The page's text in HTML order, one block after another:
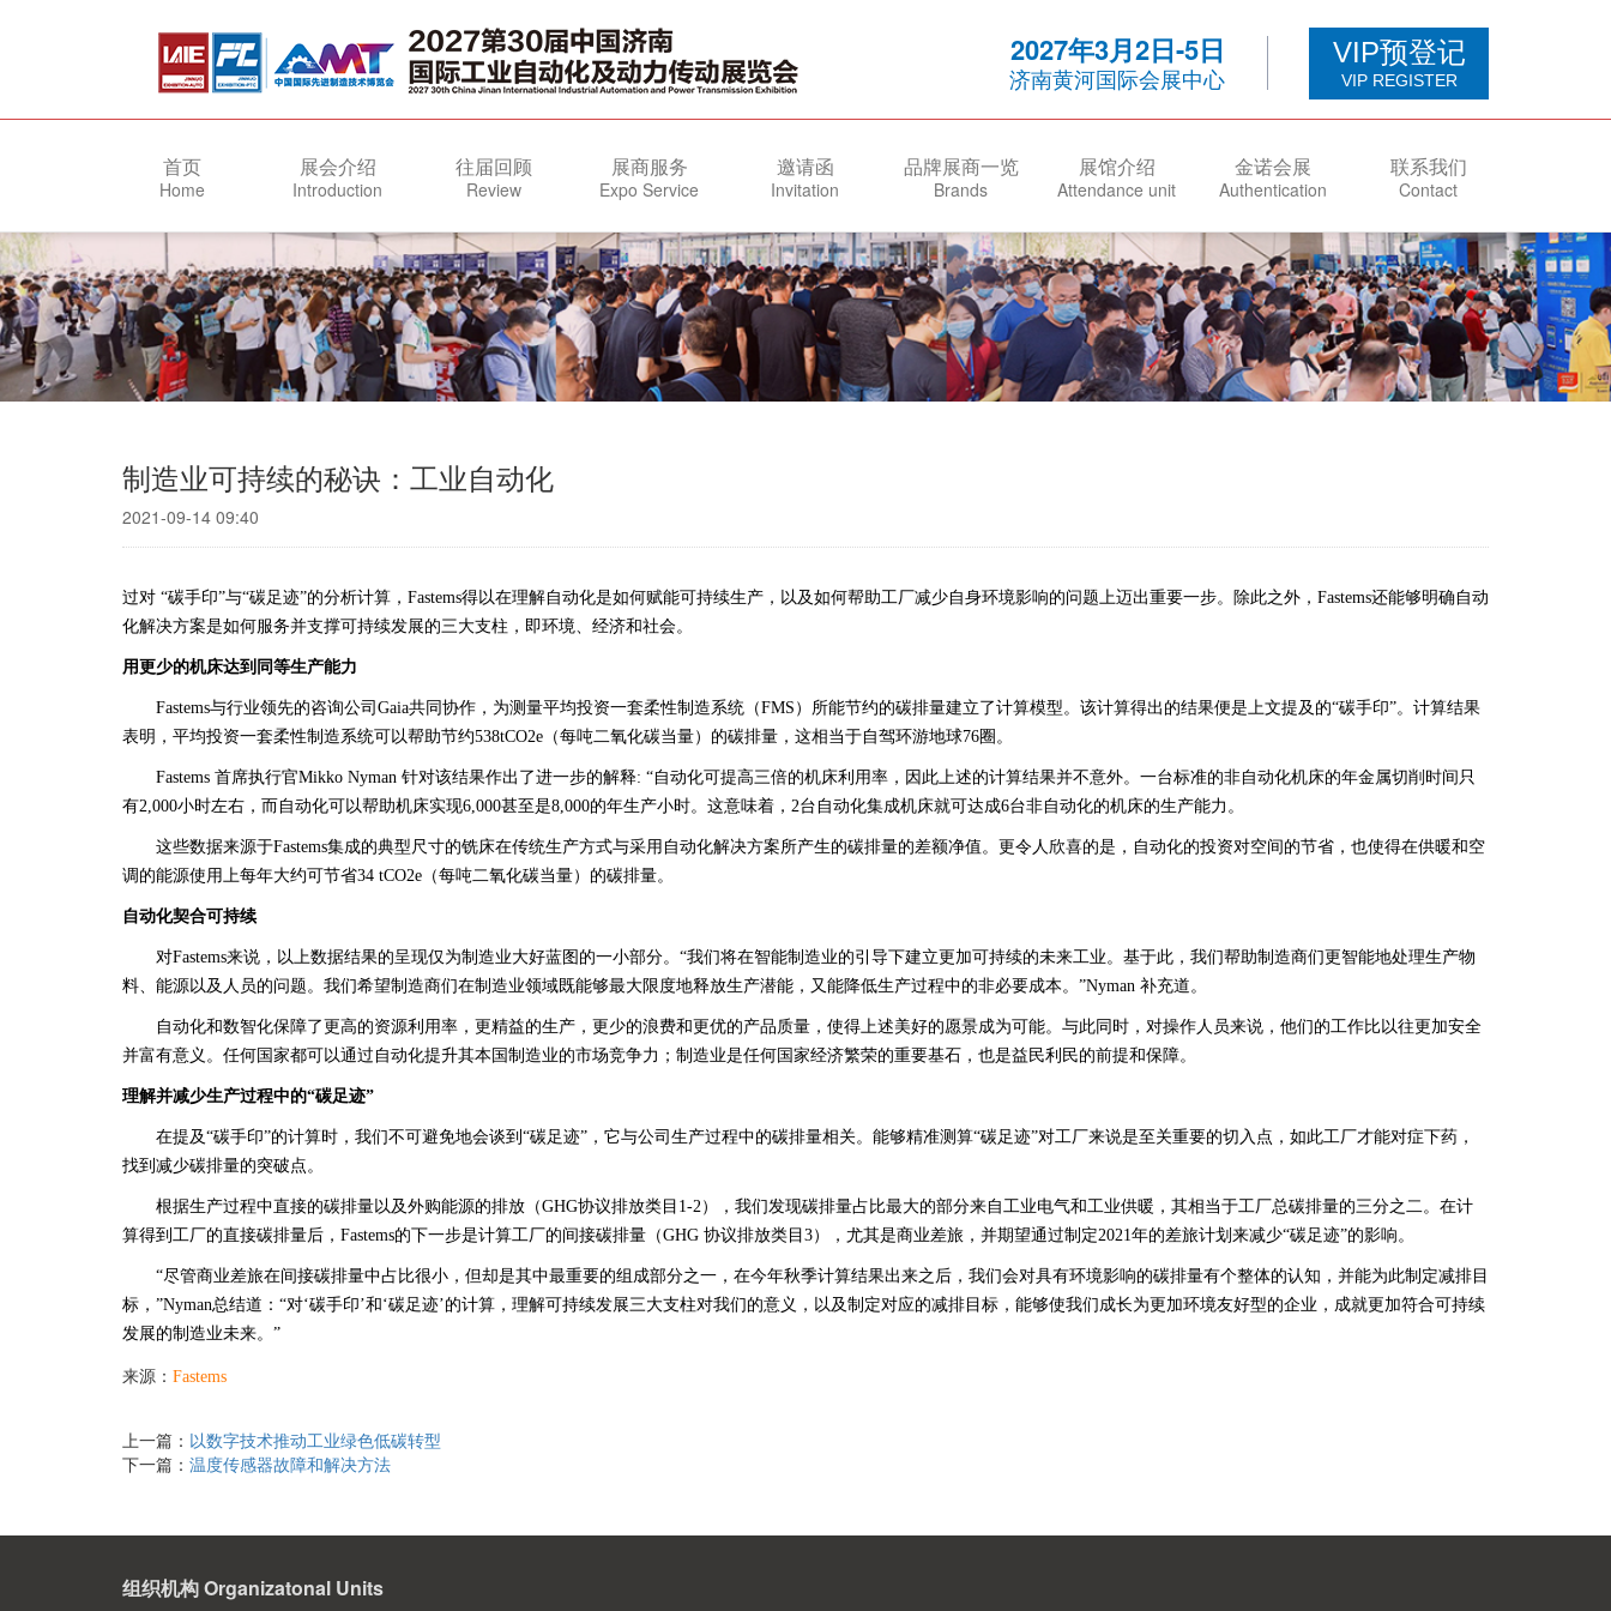
2027年3月2日-5日
济南黄河国际会展中心
VIP预登记
VIP REGISTER
首页
Home
展会介绍
Introduction
往届回顾
Review
展商服务
Expo Service
邀请函
Invitation
品牌展商一览
Brands
展馆介绍
Attendance unit
金诺会展
Authentication
联系我们
Contact
制造业可持续的秘诀：工业自动化
2021-09-14 09:40
过对 “碳手印”与“碳足迹”的分析计算，Fastems得以在理解自动化是如何赋能可持续生产，以及如何帮助工厂减少自身环境影响的问题上迈出重要一步。除此之外，Fastems还能够明确自动
化解决方案是如何服务并支撑可持续发展的三大支柱，即环境、经济和社会。
用更少的机床达到同等生产能力
Fastems与行业领先的咨询公司Gaia共同协作，为测量平均投资一套柔性制造系统（FMS）所能节约的碳排量建立了计算模型。该计算得出的结果便是上文提及的“碳手印”。计算结果
表明，平均投资一套柔性制造系统可以帮助节约538tCO2e（每吨二氧化碳当量）的碳排量，这相当于自驾环游地球76圈。
Fastems 首席执行官Mikko Nyman 针对该结果作出了进一步的解释: “自动化可提高三倍的机床利用率，因此上述的计算结果并不意外。一台标准的非自动化机床的年金属切削时间只
有2,000小时左右，而自动化可以帮助机床实现6,000甚至是8,000的年生产小时。这意味着，2台自动化集成机床就可达成6台非自动化的机床的生产能力。
这些数据来源于Fastems集成的典型尺寸的铣床在传统生产方式与采用自动化解决方案所产生的碳排量的差额净值。更令人欣喜的是，自动化的投资对空间的节省，也使得在供暖和空
调的能源使用上每年大约可节省34 tCO2e（每吨二氧化碳当量）的碳排量。
自动化契合可持续
对Fastems来说，以上数据结果的呈现仅为制造业大好蓝图的一小部分。“我们将在智能制造业的引导下建立更加可持续的未来工业。基于此，我们帮助制造商们更智能地处理生产物
料、能源以及人员的问题。我们希望制造商们在制造业领域既能够最大限度地释放生产潜能，又能降低生产过程中的非必要成本。”Nyman 补充道。
自动化和数智化保障了更高的资源利用率，更精益的生产，更少的浪费和更优的产品质量，使得上述美好的愿景成为可能。与此同时，对操作人员来说，他们的工作比以往更加安全
并富有意义。任何国家都可以通过自动化提升其本国制造业的市场竞争力；制造业是任何国家经济繁荣的重要基石，也是益民利民的前提和保障。
理解并减少生产过程中的“碳足迹”
在提及“碳手印”的计算时，我们不可避免地会谈到“碳足迹”，它与公司生产过程中的碳排量相关。能够精准测算“碳足迹”对工厂来说是至关重要的切入点，如此工厂才能对症下药，
找到减少碳排量的突破点。
根据生产过程中直接的碳排量以及外购能源的排放（GHG协议排放类目1-2），我们发现碳排量占比最大的部分来自工业电气和工业供暖，其相当于工厂总碳排量的三分之二。在计
算得到工厂的直接碳排量后，Fastems的下一步是计算工厂的间接碳排量（GHG 协议排放类目3），尤其是商业差旅，并期望通过制定2021年的差旅计划来减少“碳足迹”的影响。
“尽管商业差旅在间接碳排量中占比很小，但却是其中最重要的组成部分之一，在今年秋季计算结果出来之后，我们会对具有环境影响的碳排量有个整体的认知，并能为此制定减排目
标，”Nyman总结道：“对‘碳手印’和‘碳足迹’的计算，理解可持续发展三大支柱对我们的意义，以及制定对应的减排目标，能够使我们成长为更加环境友好型的企业，成就更加符合可持续
发展的制造业未来。”
来源： Fastems
上一篇： 以数字技术推动工业绿色低碳转型
下一篇： 温度传感器故障和解决方法
组织机构 Organizatonal Units